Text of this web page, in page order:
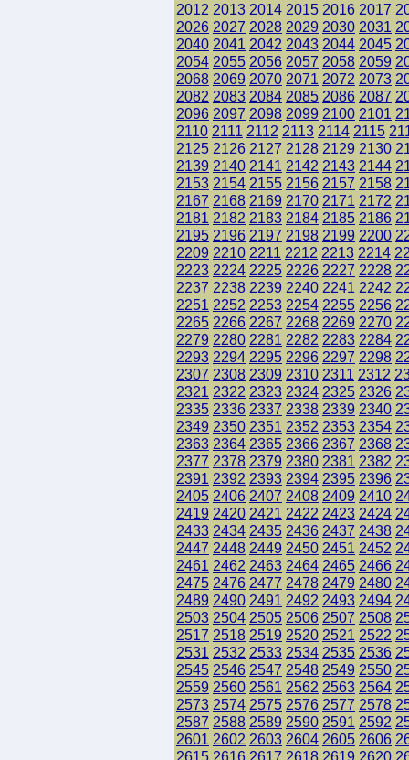
2012 2013 2014 2015 2016 2017
2026 2027 2028 2029 2030 2031
2040 2041 2042 2043 2044 2045
2054 2055 2056 2057 2058 2059
2068 2069 2070 2071 2072 2073
2082 2083 2084 2085 2086 2087
2096 2097 2098 2099 2100 2101
2110 2111 2112 2113 2114 2115
2125 2126 2127 2128 2129 2130
2139 2140 2141 2142 2143 2144
2153 2154 2155 2156 2157 2158
2167 2168 2169 2170 2171 2172
2181 2182 2183 2184 2185 2186
2195 2196 2197 2198 2199 2200
2209 2210 2211 2212 2213 2214
2223 2224 2225 2226 2227 2228
2237 2238 2239 2240 2241 2242
2251 2252 2253 2254 2255 2256
2265 2266 2267 2268 2269 2270
2279 2280 2281 2282 2283 2284
2293 2294 2295 2296 2297 2298
2307 2308 2309 2310 2311 2312
2321 2322 2323 2324 2325 2326
2335 2336 2337 2338 2339 2340
2349 2350 2351 2352 2353 2354
2363 2364 2365 2366 2367 2368
2377 2378 2379 2380 2381 2382
2391 2392 2393 2394 2395 2396
2405 2406 2407 2408 2409 2410
2419 2420 2421 2422 2423 2424
2433 2434 2435 2436 2437 2438
2447 2448 2449 2450 2451 2452
2461 2462 2463 2464 2465 2466
2475 2476 2477 2478 2479 2480
2489 2490 2491 2492 2493 2494
2503 2504 2505 2506 2507 2508
2517 2518 2519 2520 2521 2522
2531 2532 2533 2534 2535 2536
2545 2546 2547 2548 2549 2550
2559 2560 2561 2562 2563 2564
2573 2574 2575 2576 2577 2578
2587 2588 2589 2590 2591 2592
2601 2602 2603 2604 2605 2606
2615 2616 2617 2618 2619 2620